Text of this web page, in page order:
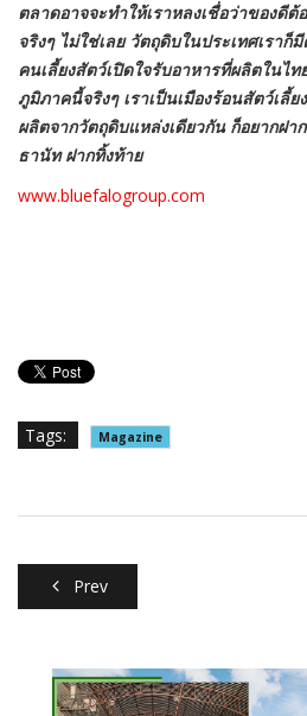
ตลาดอาจจะทำให้เราหลงเชื่อว่าของดี
จริงๆ ไม่ใช่เลย วัตถุดิบในประเทศเรา
คนเลี้ยงสัตว์เปิดใจรับอาหารที่ผลิตในไ
ภูมิภาคนี้จริงๆ เราเป็นเมืองร้อนสัตว์เลี้
ผลิตจากวัตถุดิบแหล่งเดียวกัน ก็อยากฝา
ธานัท ฝากทิ้งท้าย
www.bluefalogroup.com
Tags: Magazine
Prev